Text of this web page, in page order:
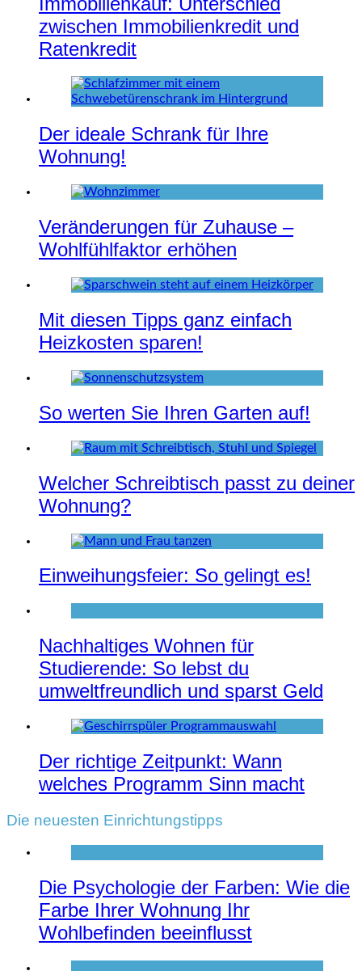
zwischen Immobilienkredit und
Ratenkredit
Der ideale Schrank für Ihre
Wohnung!
Veränderungen für Zuhause –
Wohlfühlfaktor erhöhen
Mit diesen Tipps ganz einfach
Heizkosten sparen!
So werten Sie Ihren Garten auf!
Welcher Schreibtisch passt zu deiner
Wohnung?
Einweihungsfeier: So gelingt es!
Nachhaltiges Wohnen für
Studierende: So lebst du
umweltfreundlich und sparst Geld
Der richtige Zeitpunkt: Wann
welches Programm Sinn macht
Die neuesten Einrichtungstipps
Die Psychologie der Farben: Wie die
Farbe Ihrer Wohnung Ihr
Wohlbefinden beeinflusst